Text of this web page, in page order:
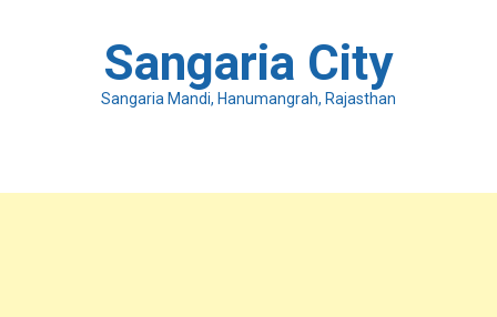
Sangaria City
Sangaria Mandi, Hanumangrah, Rajasthan